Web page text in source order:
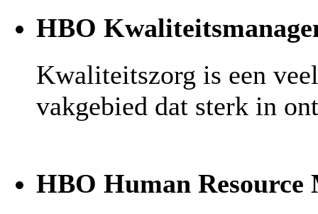
HBO
Kwaliteitszorg is een
vakgebied dat sterk in
HBO Human Resource